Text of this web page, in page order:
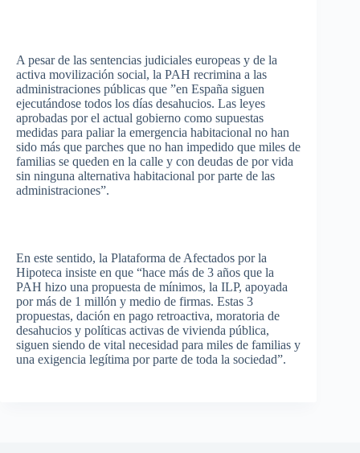
A pesarde las sentencias judiciales europeas y de la
activa movilización social, la PAH recrimina a las
administraciones públicas que ”en España siguen
ejecutándose todos los días desahucios. Las leyes
aprobadas porel actual gobierno como supuestas
medidas para paliarla emergencia habitacional no han
sido más que parches que no han impedido que miles de
familias se queden en la calle y con deudas de por vida
sin ninguna alternativa habitacional por parte de las
administraciones”.
En este sentido, la Plataforma de Afectados porla
Hipoteca insiste en que “hace más de 3 años que la
PAH hizo una propuesta de mínimos, la ILP, apoyada
por más de 1 millón y medio de firmas. Estas 3
propuestas, dación en pago retroactiva, moratoria de
desahucios y políticas activas de vivienda pública,
siguen siendo de vital necesidad para miles de familias y
una exigencia legítima por parte de toda la sociedad”.